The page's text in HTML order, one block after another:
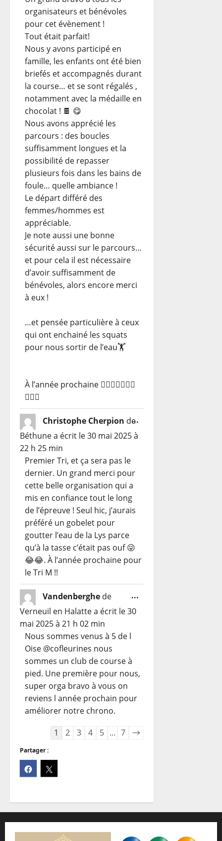
organisateurs et bénévoles
pour cet évènement !
Tout était parfait!
Nous y avons participé en
famille, les enfants ont été bien
briefés et accompagnés durant
la course… et se sont régalés ,
notamment avec la médaille en
chocolat ! 🍫 😋
Nous avons apprécié les
parcours : des boucles
suffisamment longues et la
possibilité de repasser
plusieurs fois dans les bains de
foule… quelle ambiance !
Le départ différé des
femmes/hommes est
appréciable.
Je note aussi une bonne
sécurité aussi sur le parcours…
et pour cela il est nécessaire
d’avoir suffisamment de
bénévoles, alors encore merci
à eux !
…et pensée particulière à ceux
qui ont enchainé les squats
pour nous sortir de l’eau🏋️
À l’année prochaine 🏊🏻‍♀️🚴🏼🏃🏻
🏃🏻‍♀️
Christophe Cherpion de
Béthunea écrit le30 mai 2025à
22 h 25 min
Premier Tri, et ça sera pas le
dernier. Un grand merci pour
cette belle organisation qui a
mis en confiance tout le long
de l’épreuve ! Seul hic, j’aurais
préféré un gobelet pour
goutter l’eau de la Lys parce
qu’à la tasse c’était pas ouf 😜
😂😂. À l’année prochaine pour
le Tri M !!
...Ouvrir/Fermer
Vandenberghe de
Verneuil en Halattea écrit le30
mai 2025à 21 h 02 min
Nous sommes venus à 5 de l
Oise @cofleurines nous
sommes un club de course à
pied. Une première pour nous,
super orga bravo à vous on
reviens l année prochain pour
améliorer notre chrono.
...Ouvrir/Fermer
Navigation
la
1 2 3 4 5 ... 7 →
Partager :